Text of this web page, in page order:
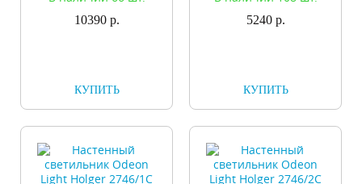
10390 р.
КУПИТЬ
5240 р.
КУПИТЬ